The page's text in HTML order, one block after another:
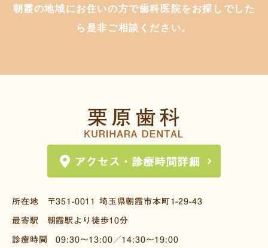
朝霞の地域にお住いの方で歯科医院をお探しでした
ら是非ご相談ください。
所在地 〒351-0011 埼玉県朝霞市本町1-29-43
最寄駅 朝霞駅より徒歩10分
診療時間 09:30～13:00／14:30～19:00